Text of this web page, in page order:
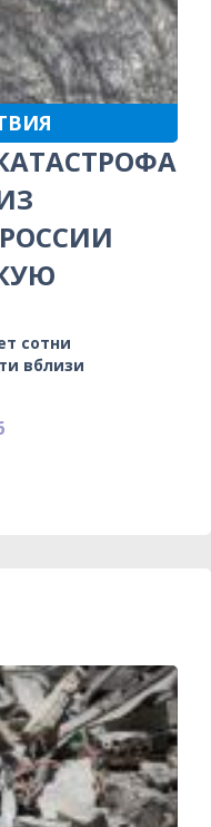
сотни
вблизи